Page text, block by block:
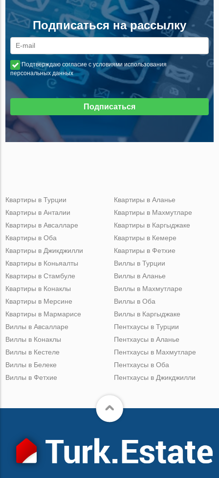
Подписаться на рассылку
Подтверждаю согласие с условиями использования
персональных данных
Подписаться
Квартиры в Турции
Квартиры в Анталии
Квартиры в Авсалларе
Квартиры в Оба
Квартиры в Джикджилли
Квартиры в Аланье
Квартиры в Махмутларе
Квартиры в Каргыджаке
Квартиры в Кемере
Квартиры в Фетхие
Квартиры в Коньяалты
Квартиры в Стамбуле
Квартиры в Конаклы
Квартиры в Мерсине
Квартиры в Мармарисе
Виллы в Турции
Виллы в Аланье
Виллы в Махмутларе
Виллы в Оба
Виллы в Каргыджаке
Виллы в Авсалларе
Виллы в Конаклы
Виллы в Кестеле
Виллы в Белеке
Виллы в Фетхие
Пентхаусы в Турции
Пентхаусы в Аланье
Пентхаусы в Махмутларе
Пентхаусы в Оба
Пентхаусы в Джикджилли